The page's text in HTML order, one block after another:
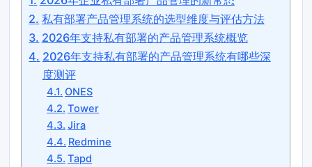
私有部署产品管理系统的选型维度与评估方法
2026年支持私有部署的产品管理系统概览
2026年支持私有部署的产品管理系统有哪些深
度测评
ONES
Tower
Jira
Redmine
Tapd